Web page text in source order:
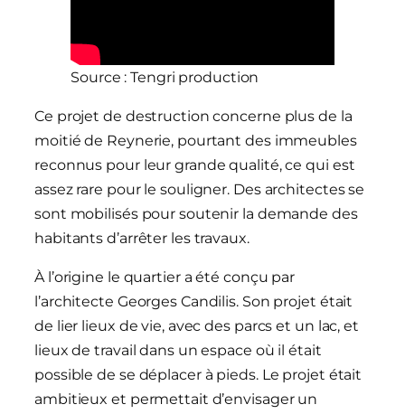
Source : Tengri production
Ce projet de destruction concerne plus de la
moitié de Reynerie, pourtant des immeubles
reconnus pour leur grande qualité, ce qui est
assez rare pour le souligner. Des architectes se
sont mobilisés pour soutenir la demande des
habitants d’arrêter les travaux.
À l’origine le quartier a été conçu par
l’architecte Georges Candilis. Son projet était
de lier lieux de vie, avec des parcs et un lac, et
lieux de travail dans un espace où il était
possible de se déplacer à pieds. Le projet était
ambitieux et permettait d’envisager un